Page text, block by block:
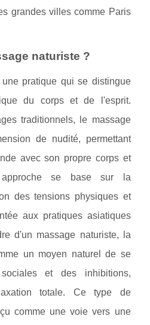
grandes villes comme Paris
naturiste ?
pratique qui se distingue
du corps et de l'esprit.
traditionnels, le massage
de nudité, permettant
avec son propre corps et
approche se base sur la
des tensions physiques et
aux pratiques asiatiques
d'un massage naturiste, la
un moyen naturel de se
et des inhibitions,
totale. Ce type de
comme une voie vers une